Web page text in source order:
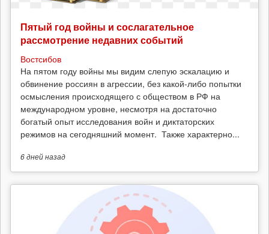
Пятый год войны и сослагательное
рассмотрение недавних событий
Востсибов
На пятом году войны мы видим слепую эскалацию и
обвинение россиян в агрессии, без какой-либо попытки
осмысления происходящего с обществом в РФ на
международном уровне, несмотря на достаточно
богатый опыт исследования войн и диктаторских
режимов на сегодняшний момент. Также характерно...
6 днейназад